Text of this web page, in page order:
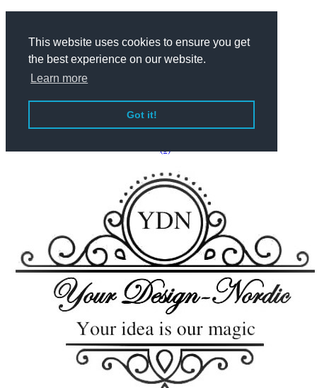
This website uses cookies to ensure you get
the best experience on our website.
Learn more
Got it!
Dansk
English
(0)